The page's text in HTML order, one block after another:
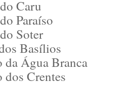
Caru
Paraíso
Soter
Basílios
da Água Branca
dos Crentes